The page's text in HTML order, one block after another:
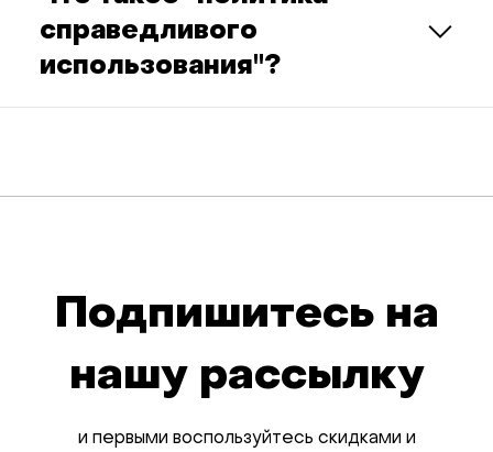
справедливого
использования"?
Подпишитесь на
нашу рассылку
и первыми воспользуйтесь скидками и